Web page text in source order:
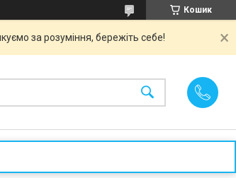
Кошик
за розуміння, бережіть себе!